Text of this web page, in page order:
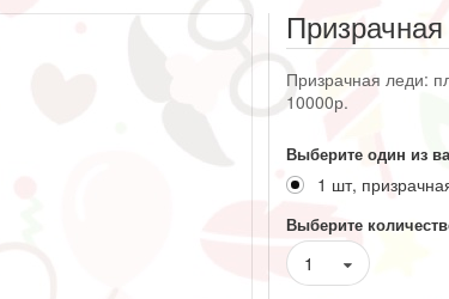
Призрачная леди:
10000р.
Выберите один из
1 шт,
Выберите
1